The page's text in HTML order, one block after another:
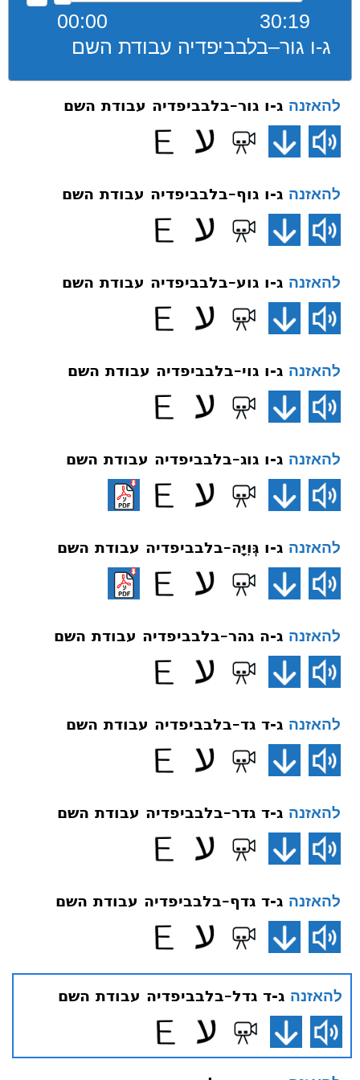
00:00
30:19
ג-ו גור–בלבביפדיה עבודת השם
להאזנה ג-ו גור–בלבביפדיה עבודת השם
להאזנה ג-ו גוף–בלבביפדיה עבודת השם
להאזנה ג-ו גוע–בלבביפדיה עבודת השם
להאזנה ג-ו גוי–בלבביפדיה עבודת השם
להאזנה ג-ו גוג–בלבביפדיה עבודת השם
להאזנה ג-ו גְּוִיָּה–בלבביפדיה עבודת השם
להאזנה ג-ה גהר–בלבביפדיה עבודת השם
להאזנה ג-ד גד–בלבביפדיה עבודת השם
להאזנה ג-ד גדר–בלבביפדיה עבודת השם
להאזנה ג-ד גדף–בלבביפדיה עבודת השם
להאזנה ג-ד גדל–בלבביפדיה עבודת השם